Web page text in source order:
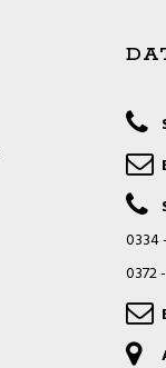
0334
0372